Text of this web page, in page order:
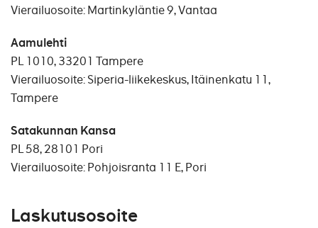
Vierailuosoite: Martinkyläntie 9, Vantaa
Aamulehti
PL 1010, 33201 Tampere
Vierailuosoite: Siperia-liikekeskus, Itäinenkatu 11,
Tampere
Satakunnan Kansa
PL 58, 28101 Pori
Vierailuosoite: Pohjoisranta 11 E, Pori
Laskutusosoite